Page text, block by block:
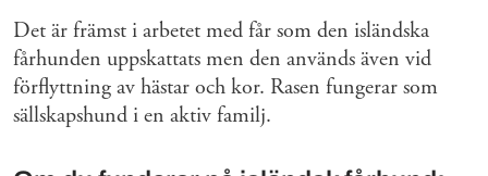
Det är främst i arbetet med får som den isländska
fårhunden uppskattats men den används även vid
förflyttning av hästar och kor. Rasen fungerar som
sällskapshund i en aktiv familj.